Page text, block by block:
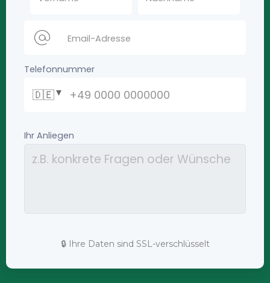
🔒 Ihre Daten sind SSL-verschlüsselt